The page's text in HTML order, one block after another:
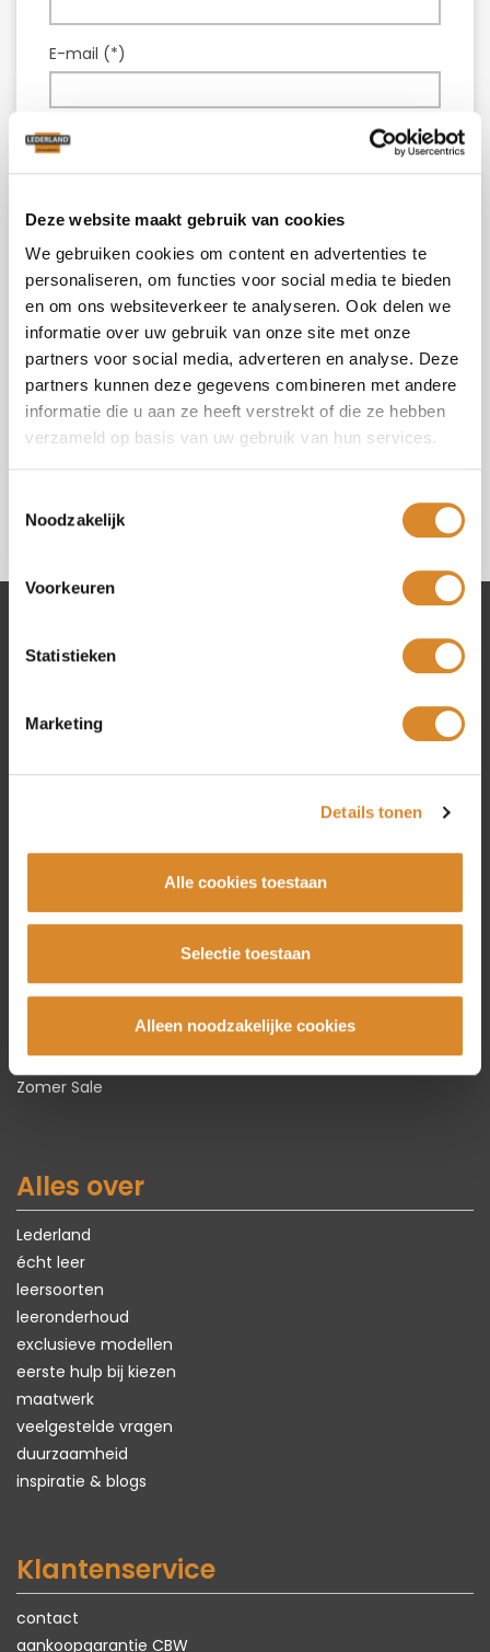
Deze website maakt gebruik van cookies
We gebruiken cookies om content en advertenties te
personaliseren, om functies voor social media te bieden
en om ons websiteverkeer te analyseren. Ook delen we
informatie over uw gebruik van onze site met onze
partners voor social media, adverteren en analyse. Deze
partners kunnen deze gegevens combineren met andere
informatie die u aan ze heeft verstrekt of die ze hebben
verzameld op basis van uw gebruik van hun services.
Noodzakelijk
Voorkeuren
Statistieken
Marketing
Details tonen
Alle cookies toestaan
Selectie toestaan
Alleen noodzakelijke cookies
E-mail (*)
Model :
Selecteer uw winkel (*)
Ik ga akkoord met deprivacy policy.
Lederland winkels
Beverwijk
Bankstellen
Fauteuils
Stoelen
Karpetten
Zomer Sale
Alles over
Lederland
écht leer
leersoorten
leeronderhoud
exclusieve modellen
eerste hulp bij kiezen
maatwerk
veelgestelde vragen
duurzaamheid
inspiratie & blogs
Klantenservice
contact
aankoopgarantie CBW